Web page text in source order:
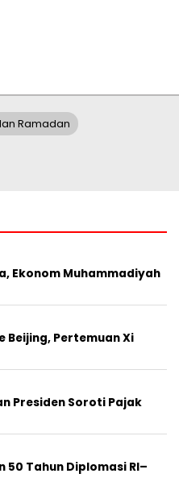
Ramadan
Ekonom Muhammadiyah
Beijing, Pertemuan Xi
Presiden Soroti Pajak
Tahun Diplomasi RI–